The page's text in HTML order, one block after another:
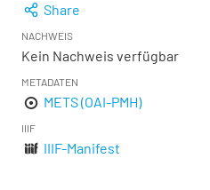
Share
NACHWEIS
Kein Nachweis verfügbar
METADATEN
METS (OAI-PMH)
IIIF
IIIF-Manifest